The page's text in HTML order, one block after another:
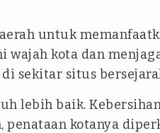
untuk
wajah kota dan
sekitar situs
lebih baik.
kotanya